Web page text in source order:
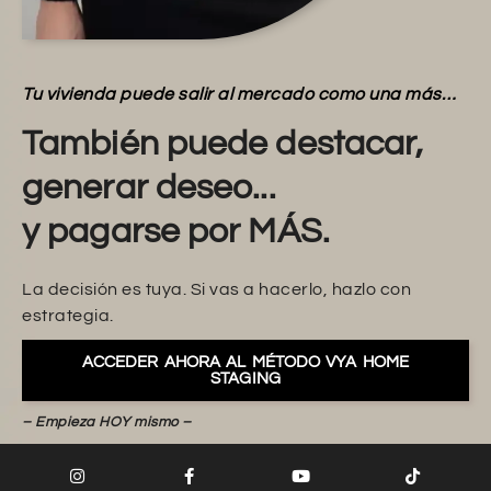
Tu vivienda puede salir al mercado como una más…
También puede destacar,
generar deseo...
y pagarse por MÁS.
La decisión es tuya. Si vas a hacerlo, hazlo con
estrategia.
ACCEDER AHORA AL MÉTODO VYA HOME
STAGING
– Empieza HOY mismo –